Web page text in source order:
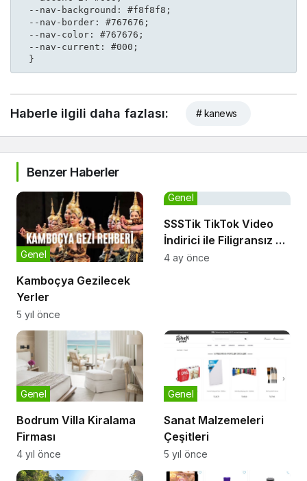
  }
Haberle ilgili daha fazlası: # kanews
Benzer Haberler
Kamboçya Gezilecek
Yerler
Genel
5 yıl önce
SSSTik TikTok Video
İndirici ile Filigransız ve
Hızlı Kayıt Deneyimi
Genel
4 ay önce
Bodrum Villa Kiralama
Firması
Genel
4 yıl önce
Sanat Malzemeleri
Çeşitleri
Genel
5 yıl önce